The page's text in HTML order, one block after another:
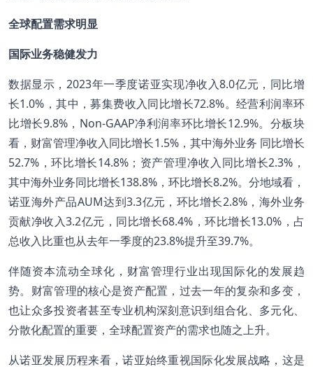
全球配置需求明显
国际业务稳健发力
数据显示，2023年一季度诺亚实现净收入8.0亿元，同比增
长1.0%，其中，募集费收入同比增长72.8%。经营利润率环
比增长9.8%，Non-GAAP净利润率环比增长12.9%。分板块
看，财富管理净收入同比增长1.5%，其中海外业务 同比增长
52.7%，环比增长14.8%；资产管理净收入同比增长2.3%，
其中海外业务同比增长138.8%，环比增长8.2%。分地域看，
诺亚海外产品AUM达到3.3亿元，环比增长2.8%，海外业务
贡献净收入3.2亿元，同比增长68.4%，环比增长13.0%，占
总收入比重也从去年一季度的23.8%提升至39.7%。
伴随资本流动全球化，财富管理行业出现国际化的发展趋
势。财富管理的核心是资产配置，过去一年的复杂和多变，
也让众多投资者甚至专业机构深刻意识到组合化、多元化、
分散化配置的重要，全球配置资产的需求也随之上升。
从诺亚发展历程来看，诺亚始终重视国际化发展战略，这是